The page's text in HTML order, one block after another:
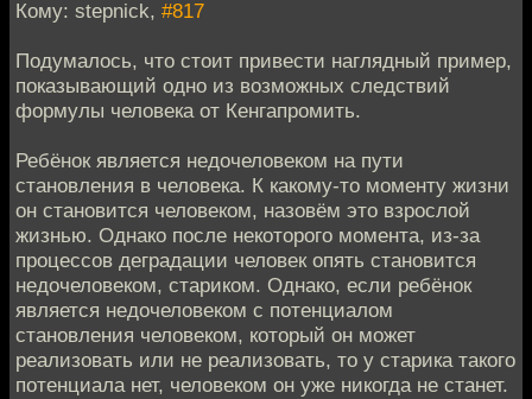
Кому: stepnick, #817
Подумалось, что стоит привести наглядный пример,
показывающий одно из возможных следствий
формулы человека от Кенгапромить.
Ребёнок является недочеловеком на пути
становления в человека. К какому-то моменту жизни
он становится человеком, назовём это взрослой
жизнью. Однако после некоторого момента, из-за
процессов деградации человек опять становится
недочеловеком, стариком. Однако, если ребёнок
является недочеловеком с потенциалом
становления человеком, который он может
реализовать или не реализовать, то у старика такого
потенциала нет, человеком он уже никогда не станет.